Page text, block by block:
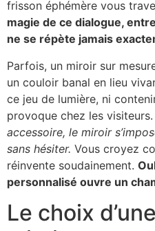
frisson éphémère vous
magie de ce dialogue,
ne se répète jamais
Parfois, un miroir sur
un couloir banal en lieu
ce jeu de lumière, ni
provoque chez les visiteurs.
accessoire, le miroir
sans hésiter. Vous croyez
réinvente soudainement.
personnalisé ouvre un
Le choix